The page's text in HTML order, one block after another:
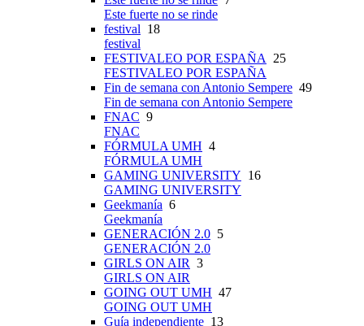
Este fuerte no se rinde
festival 18
festival
FESTIVALEO POR ESPAÑA
25
FESTIVALEO POR ESPAÑA
Fin de semana con Antonio Sempere 49
Fin de semana con Antonio Sempere
FNAC 9
FNAC
FÓRMULA UMH 4
FÓRMULA UMH
GAMING UNIVERSITY 16
GAMING UNIVERSITY
Geekmanía 6
Geekmanía
GENERACIÓN 2.0 5
GENERACIÓN 2.0
GIRLS ON AIR 3
GIRLS ON AIR
GOING OUT UMH 47
GOING OUT UMH
Guía independiente 13